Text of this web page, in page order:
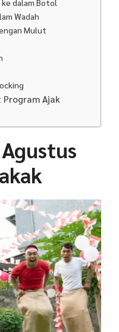
dalam Botol
Wadah
Mulut
Program Ajak